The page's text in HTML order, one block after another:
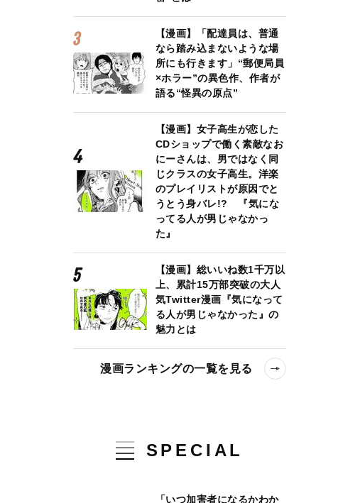
【漫画】「配達員は、普通
なら踏み込まないような場
所にも行きます」“郵便局員
×ホラー”の異色作、作者が
語る“怪異の原点”
【漫画】女子高生が恋した
CDショップで働く素敵なお
にーさんは、男ではなく同
じクラスの女子高生。洋楽
のプレイリストが原因でと
うとう身バレ!? 『気にな
ってる人が男じゃなかっ
た』
【漫画】総いいね数1千万以
上、累計15万部突破の大人
気Twitter漫画『気になって
る人が男じゃなかった』の
魅力とは
漫画ランキングの一覧を見る
SPECIAL
「いつ加害者になるかわか